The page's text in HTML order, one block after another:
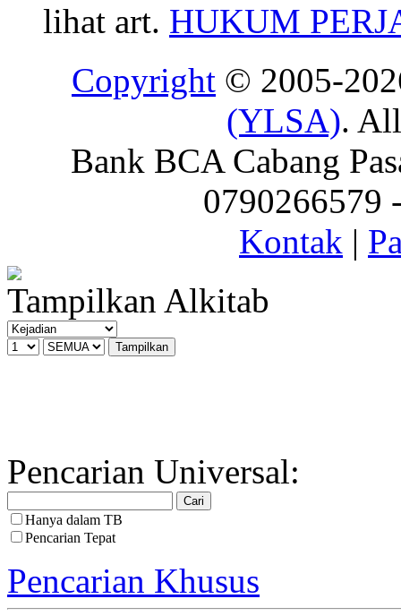
lihat art. HUKUM
Copyright © 2005-
(YLSA).
Bank BCA Cabang
0790266579
Kontak |
Tampilkan Alkitab
Pencarian Universal:
Hanya dalam TB
Pencarian Tepat
Pencarian Khusus